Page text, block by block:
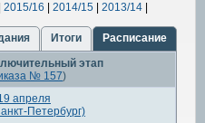
2015/16 2014/15 2013/14
Расписание
Итоги
этап
№ 157)
апреля
Петербург)